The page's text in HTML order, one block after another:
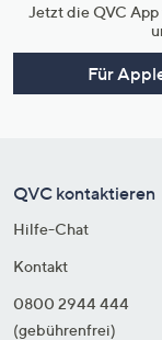
Jetzt die QVC App
Für
QVC kontaktieren
Hilfe-Chat
Kontakt
0800 2944 444
(gebührenfrei)